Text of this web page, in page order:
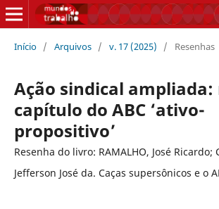
Início / Arquivos / v. 17 (2025) / Resenhas
Ação sindical ampliada:
capítulo do ABC ‘ativo-
propositivo’
Resenha do livro: RAMALHO, José Ricardo;
Jefferson José da. Caças supersônicos e o